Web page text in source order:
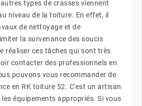
types de crasses viennent
niveau de la toiture. En effet, il
de nettoyage et de
la survenance des soucis
réaliser ces tâches qui sont très
contacter des professionnels en
pouvons vous recommander de
en RK toiture 52. C'est un artisan
équipements appropriés. Si vous